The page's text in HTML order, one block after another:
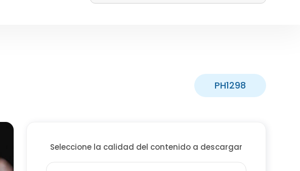
PH1298
Seleccione la calidad del contenido a descargar